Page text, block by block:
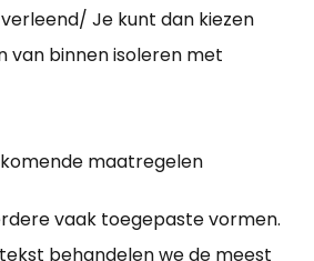
Je kunt dan kiezen
van binnen isoleren met
maatregelen
vaak toegepaste vormen.
behandelen we de meest